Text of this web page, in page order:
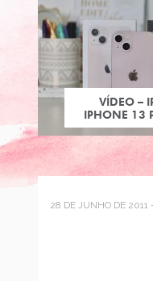
VÍDEO –
IPHONE 13
28 DE JUNHO DE 2011